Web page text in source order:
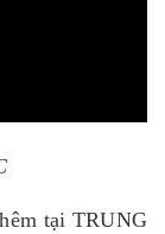
tại TRUNG